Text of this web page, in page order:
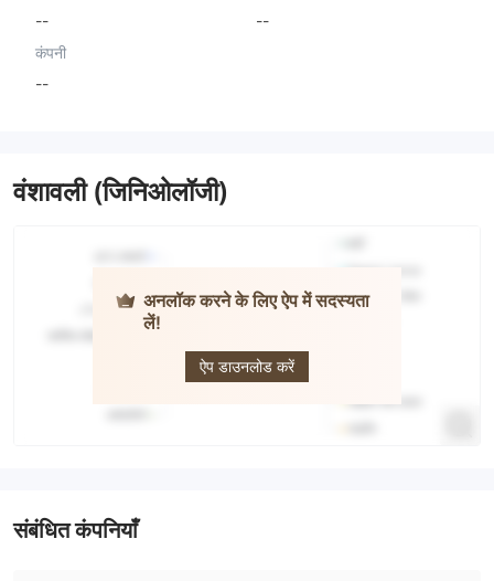
--
--
कंपनी
--
वंशावली (जिनिओलॉजी)
अनलॉक करने के लिए ऐप में सदस्यता
लें!
ऐप डाउनलोड करें
संबंधित कंपनियाँ